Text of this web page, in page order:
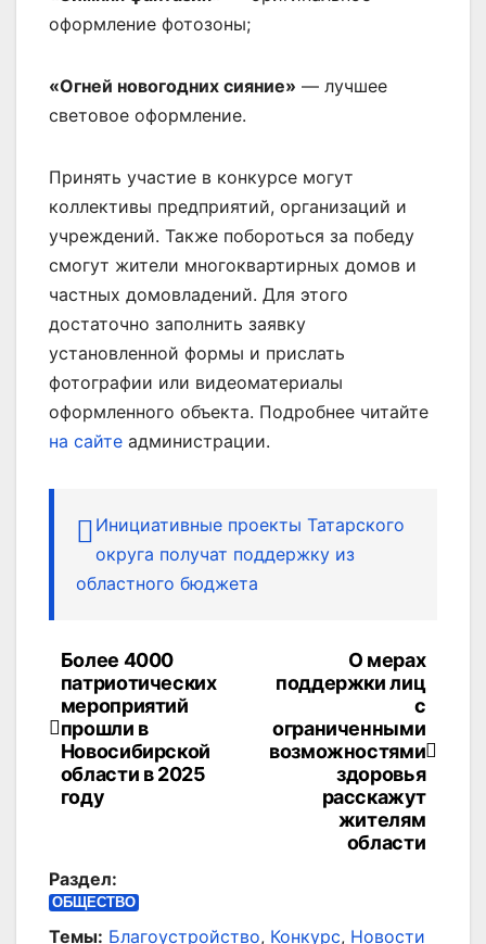
оформление фотозоны;
«Огней новогодних сияние» — лучшее
световое оформление.
Принять участие в конкурсе могут
коллективы предприятий, организаций и
учреждений. Также побороться за победу
смогут жители многоквартирных домов и
частных домовладений. Для этого
достаточно заполнить заявку
установленной формы и прислать
фотографии или видеоматериалы
оформленного объекта. Подробнее читайте
на сайте администрации.
Инициативные проекты Татарского
округа получат поддержку из
областного бюджета
Навигация
по
записям
О мерах
поддержки лиц
с
ограниченными
возможностями
здоровья
расскажут
жителям
области
Более 4000
патриотических
мероприятий
прошли в
Новосибирской
области в 2025
году
Раздел:
ОБЩЕСТВО
Темы: Благоустройство, Конкурс, Новости